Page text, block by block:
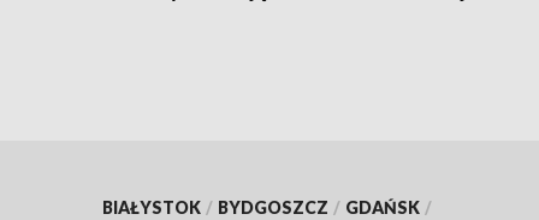
BIAŁYSTOK / BYDGOSZCZ / GDAŃSK /